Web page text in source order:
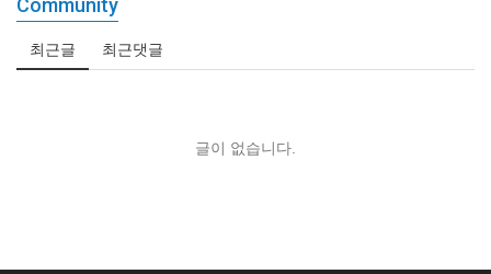
최근글 최근댓글
글이 없습니다.